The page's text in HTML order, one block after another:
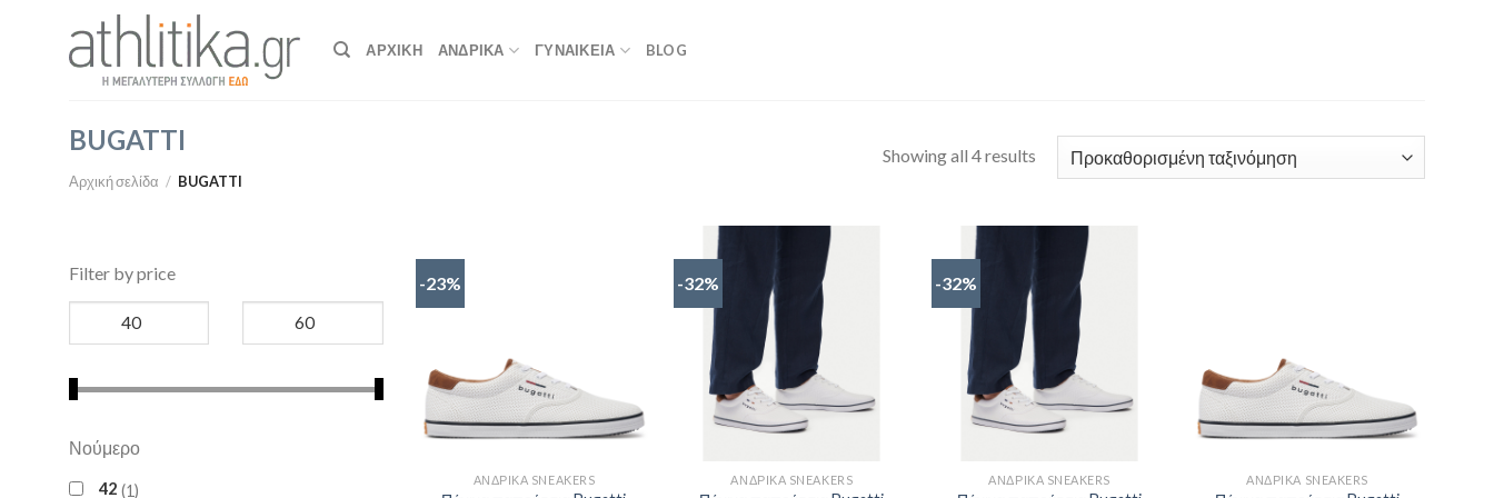
ΑΡΧΙΚΉ ΑΝΔΡΙΚΑ ΓΥΝΑΙΚΕΙΑ BLOG
BUGATTI
Αρχική σελίδα / BUGATTI
Showing all 4 results
Filter by price
Νούμερο
42 1
-23%
ΑΝΔΡΙΚΆ SNEAKERS
-32%
ΑΝΔΡΙΚΆ SNEAKERS
-32%
ΑΝΔΡΙΚΆ SNEAKERS ΑΝΔΡΙΚΆ SNEAKERS